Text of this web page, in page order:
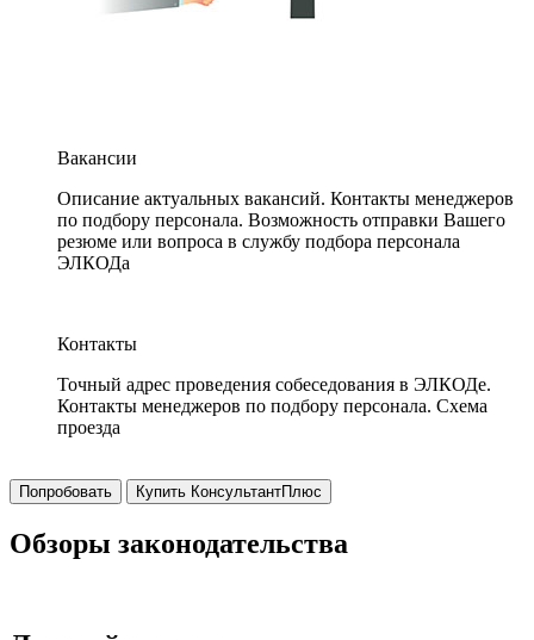
Вакансии
Описание актуальных вакансий. Контакты менеджеров
по подбору персонала. Возможность отправки Вашего
резюме или вопроса в службу подбора персонала
ЭЛКОДа
Контакты
Точный адрес проведения собеседования в ЭЛКОДе.
Контакты менеджеров по подбору персонала. Схема
проезда
Попробовать Купить КонсультантПлюс
Обзоры законодательства